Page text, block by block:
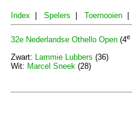
Index Spelers Toernooien
32e Nederlandse Othello Open (4e
Zwart:
Lammie Lubbers (36)
Wit: Marcel Sneek (28)